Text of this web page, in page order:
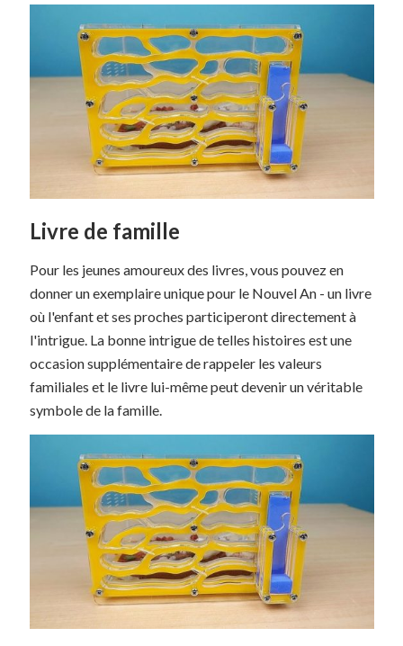
Livre de famille
Pour les jeunes amoureux des livres, vous pouvez en
donner un exemplaire unique pour le Nouvel An - un livre
où l'enfant et ses proches participeront directement à
l'intrigue. La bonne intrigue de telles histoires est une
occasion supplémentaire de rappeler les valeurs
familiales et le livre lui-même peut devenir un véritable
symbole de la famille.